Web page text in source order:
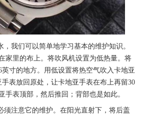
我们可以简单地学习基本的维护知识。
家里的布上。将吹风机设置为低热量。将
寸的地方。用低设置将热空气吹入卡地亚
表放回原处，让卡地亚手表在布上再留30
手表顶部，然后推回；背部也是如此。
注意它的维护。在阳光直射下，将后盖